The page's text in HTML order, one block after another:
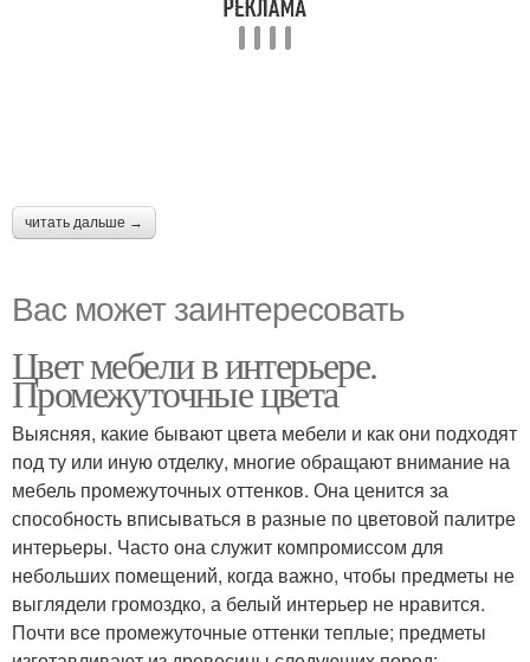
читать дальше →
Вас может заинтересовать
Цвет мебели в интерьере.
Промежуточные цвета
Выясняя, какие бывают цвета мебели и как они подходят
под ту или иную отделку, многие обращают внимание на
мебель промежуточных оттенков. Она ценится за
способность вписываться в разные по цветовой палитре
интерьеры. Часто она служит компромиссом для
небольших помещений, когда важно, чтобы предметы не
выглядели громоздко, а белый интерьер не нравится.
Почти все промежуточные оттенки теплые; предметы